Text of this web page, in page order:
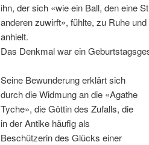
ihn, der sich «wie ein Ball, den eine
anderen zuwirft», fühlte, zu Ruhe
anhielt.
Das Denkmal war ein
Seine Bewunderung erklärt sich
durch die Widmung an die «Agathe
Tyche», die Göttin des Zufalls, die
in der Antike häufig als
Beschützerin des Glücks einer